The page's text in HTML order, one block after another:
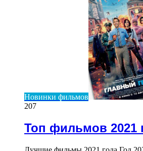
Новинки фильмов
207
Топ фильмов 2021